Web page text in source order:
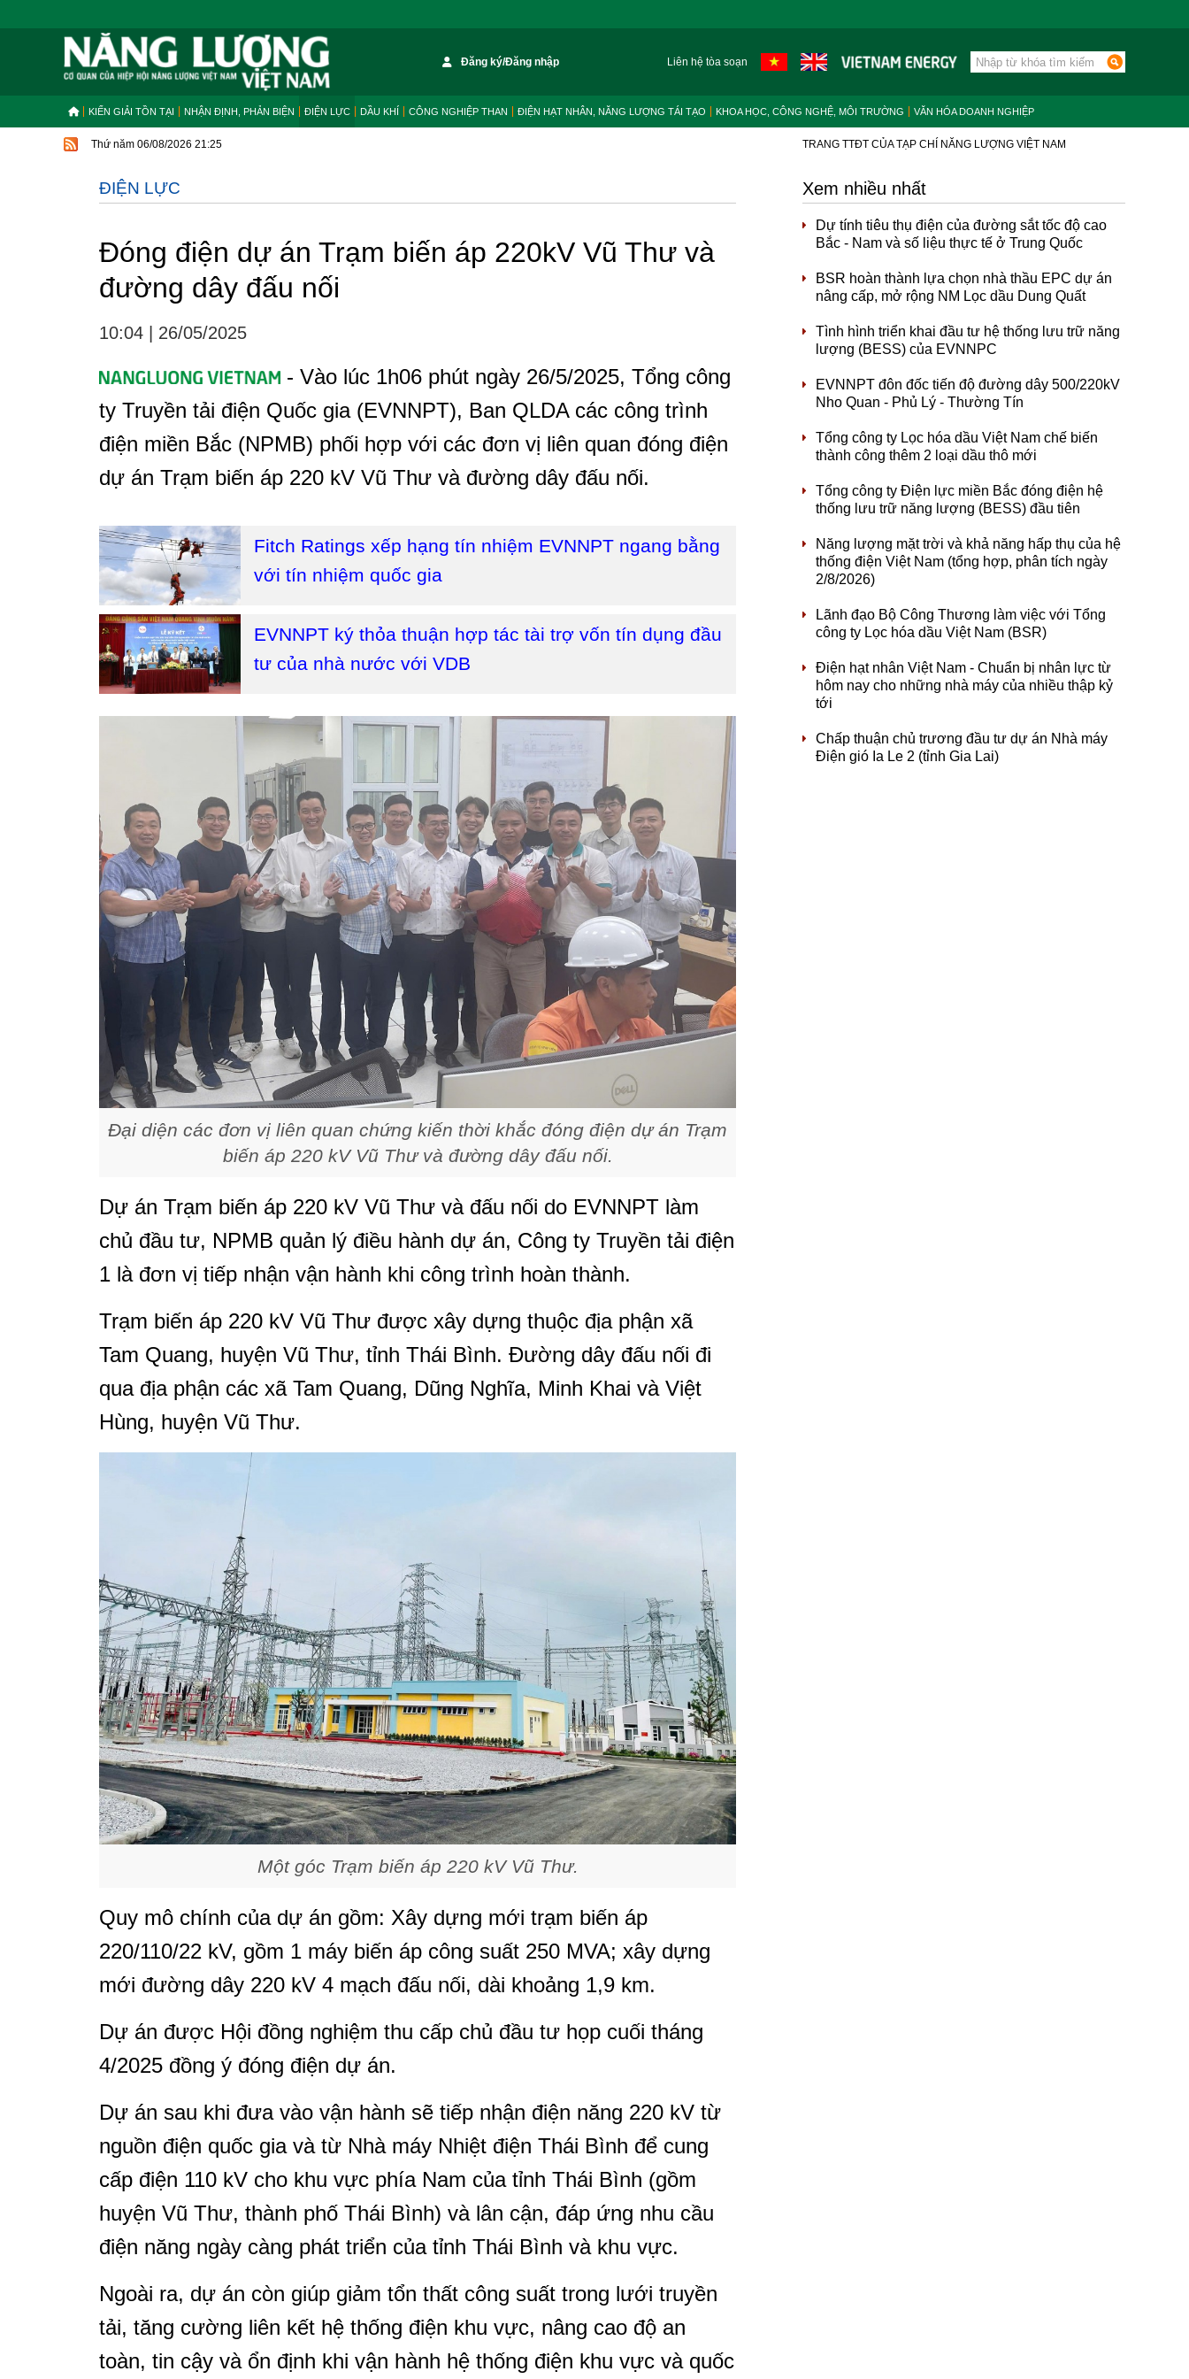
Đăng ký/Đăng nhập Liên hệ tòa soạn
KIẾN GIẢI TỒN TẠI NHẬN ĐỊNH, PHẢN BIỆN ĐIỆN LỰC DẦU KHÍ CÔNG NGHIỆP THAN ĐIỆN HẠT NHÂN, NĂNG LƯỢNG TÁI TẠO KHOA HỌC, CÔNG NGHỆ, MÔI TRƯỜNG VĂN HÓA DOANH NGHIỆP
Thứ năm 06/08/2026 21:25 TRANG TTĐT CỦA TẠP CHÍ NĂNG LƯỢNG VIỆT NAM
ĐIỆN LỰC
Đóng điện dự án Trạm biến áp 220kV Vũ Thư và
đường dây đấu nối
10:04 26/05/2025
- Vào lúc 1h06 phút ngày 26/5/2025, Tổng công
ty Truyền tải điện Quốc gia (EVNNPT), Ban QLDA các công trình
điện miền Bắc (NPMB) phối hợp với các đơn vị liên quan đóng điện
dự án Trạm biến áp 220 kV Vũ Thư và đường dây đấu nối.
Fitch Ratings xếp hạng tín nhiệm EVNNPT ngang bằng
với tín nhiệm quốc gia
EVNNPT ký thỏa thuận hợp tác tài trợ vốn tín dụng đầu
tư của nhà nước với VDB
Đại diện các đơn vị liên quan chứng kiến thời khắc đóng điện dự án Trạm
biến áp 220 kV Vũ Thư và đường dây đấu nối.
Dự án Trạm biến áp 220 kV Vũ Thư và đấu nối do EVNNPT làm
chủ đầu tư, NPMB quản lý điều hành dự án, Công ty Truyền tải điện
1 là đơn vị tiếp nhận vận hành khi công trình hoàn thành.
Trạm biến áp 220 kV Vũ Thư được xây dựng thuộc địa phận xã
Tam Quang, huyện Vũ Thư, tỉnh Thái Bình. Đường dây đấu nối đi
qua địa phận các xã Tam Quang, Dũng Nghĩa, Minh Khai và Việt
Hùng, huyện Vũ Thư.
Một góc Trạm biến áp 220 kV Vũ Thư.
Quy mô chính của dự án gồm: Xây dựng mới trạm biến áp
220/110/22 kV, gồm 1 máy biến áp công suất 250 MVA; xây dựng
mới đường dây 220 kV 4 mạch đấu nối, dài khoảng 1,9 km.
Dự án được Hội đồng nghiệm thu cấp chủ đầu tư họp cuối tháng
4/2025 đồng ý đóng điện dự án.
Dự án sau khi đưa vào vận hành sẽ tiếp nhận điện năng 220 kV từ
nguồn điện quốc gia và từ Nhà máy Nhiệt điện Thái Bình để cung
cấp điện 110 kV cho khu vực phía Nam của tỉnh Thái Bình (gồm
huyện Vũ Thư, thành phố Thái Bình) và lân cận, đáp ứng nhu cầu
điện năng ngày càng phát triển của tỉnh Thái Bình và khu vực.
Ngoài ra, dự án còn giúp giảm tổn thất công suất trong lưới truyền
tải, tăng cường liên kết hệ thống điện khu vực, nâng cao độ an
toàn, tin cậy và ổn định khi vận hành hệ thống điện khu vực và quốc
Xem nhiều nhất
Dự tính tiêu thụ điện của đường sắt tốc độ cao
Bắc - Nam và số liệu thực tế ở Trung Quốc
BSR hoàn thành lựa chọn nhà thầu EPC dự án
nâng cấp, mở rộng NM Lọc dầu Dung Quất
Tình hình triển khai đầu tư hệ thống lưu trữ năng
lượng (BESS) của EVNNPC
EVNNPT đôn đốc tiến độ đường dây 500/220kV
Nho Quan - Phủ Lý - Thường Tín
Tổng công ty Lọc hóa dầu Việt Nam chế biến
thành công thêm 2 loại dầu thô mới
Tổng công ty Điện lực miền Bắc đóng điện hệ
thống lưu trữ năng lượng (BESS) đầu tiên
Năng lượng mặt trời và khả năng hấp thụ của hệ
thống điện Việt Nam (tổng hợp, phân tích ngày
2/8/2026)
Lãnh đạo Bộ Công Thương làm việc với Tổng
công ty Lọc hóa dầu Việt Nam (BSR)
Điện hạt nhân Việt Nam - Chuẩn bị nhân lực từ
hôm nay cho những nhà máy của nhiều thập kỷ
tới
Chấp thuận chủ trương đầu tư dự án Nhà máy
Điện gió Ia Le 2 (tỉnh Gia Lai)